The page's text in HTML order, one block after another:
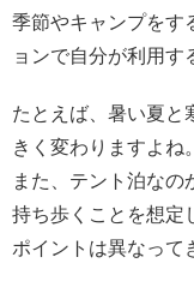
季節やキャンプをす
ョンで自分が利用す
たとえば、暑い夏と
きく変わりますよね。
また、テント泊なの
持ち歩くことを想定
ポイントは異なって